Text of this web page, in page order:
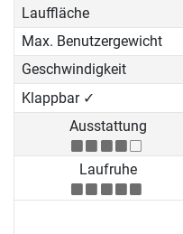
Lauffläche
Max. Benutzergewicht
Geschwindigkeit
Klappbar ✓
Ausstattung
Laufruhe